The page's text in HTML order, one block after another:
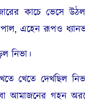
কাচে ভেসে উঠল
এহেন রূপও
নিভা।
দেখছিল
আমাজনের গহন